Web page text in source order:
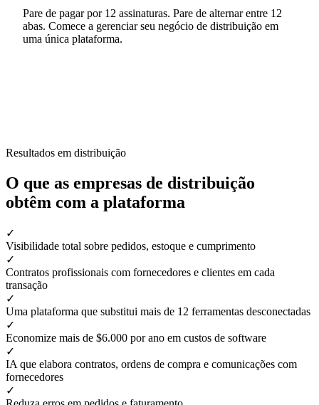
Pare de pagar por 12 assinaturas. Pare de alternar entre 12
abas. Comece a gerenciar seu negócio de distribuição em
uma única plataforma.
Resultados em distribuição
O que as empresas de distribuição
obtêm com a plataforma
✓
Visibilidade total sobre pedidos, estoque e cumprimento
✓
Contratos profissionais com fornecedores e clientes em cada
transação
✓
Uma plataforma que substitui mais de 12 ferramentas desconectadas
✓
Economize mais de $6.000 por ano em custos de software
✓
IA que elabora contratos, ordens de compra e comunicações com
fornecedores
✓